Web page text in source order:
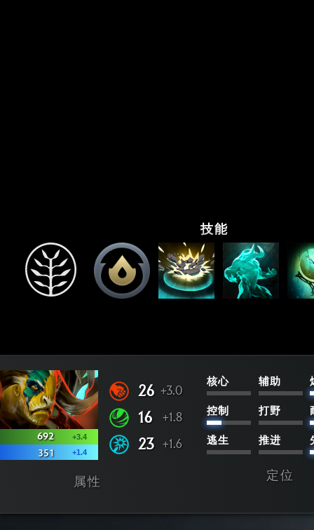
技能
692 +3.4
351 +1.4
26 +3.0
16 +1.8
23 +1.6
属性
核心 辅助
控制 打野
逃生 推进
定位